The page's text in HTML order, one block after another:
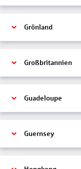
Grönland
Großbritannien
Guadeloupe
Guernsey